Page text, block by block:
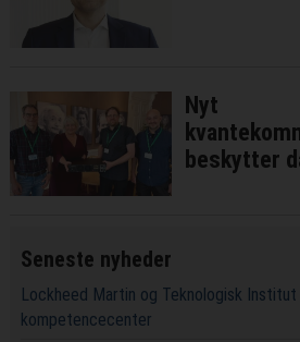
Nyt
beskytter
Seneste nyheder
Lockheed Martin og Teknologisk
kompetencecenter